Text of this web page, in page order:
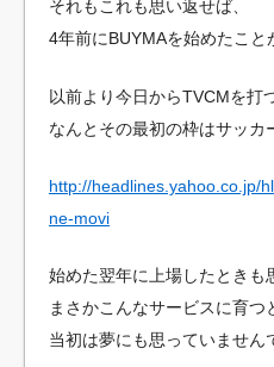
それもこれも思い返せば、
4年前にBUYMAを始めたこと
以前より今日からTVCMを打
なんとその最初の枠はサッカ
http://headlines.yahoo.co.jp/
ne-movi
始めた翌年に上場したときも
まさかこんなサービスに育つ
当初は夢にも思っていません